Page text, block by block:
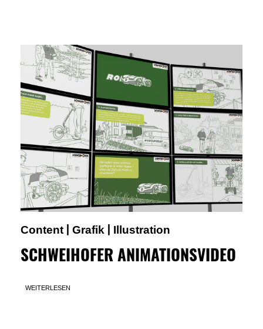
Content |Grafik Illustration
SCHWEIHOFER ANIMATIONSVIDEO
WEITERLESEN